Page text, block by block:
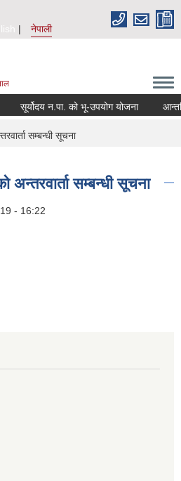
नेपाली
सूर्योदय न.पा. को भू-उपयोग योजना
सम्बन्धी सूचना
अन्तरवार्ता सम्बन्धी सूचना
- 16:22